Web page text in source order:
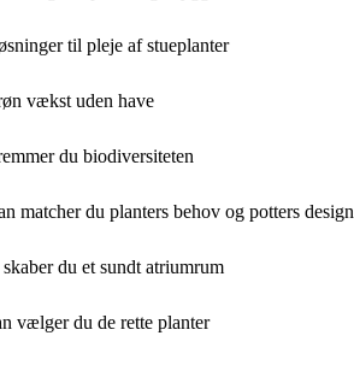
til pleje af stueplanter
vækst uden have
du biodiversiteten
matcher du planters behov og potters design
du et sundt atriumrum
vælger du de rette planter